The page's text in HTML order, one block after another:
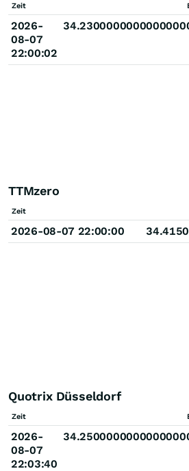
Zeit
2026-
08-07
22:00:02
TTMzero
Zeit
2026-08-07 22:00:00
Quotrix Düsseldorf
Zeit
2026-
08-07
22:03:40